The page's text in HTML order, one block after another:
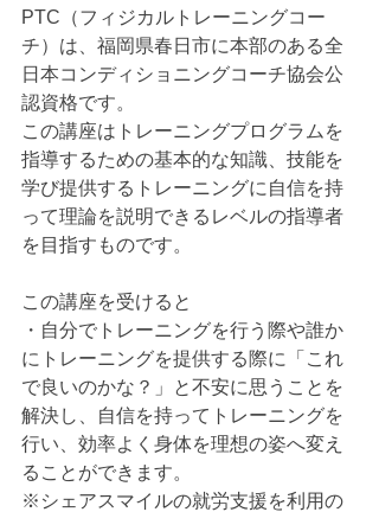
PTC（フィジカルトレーニングコー
チ）は、福岡県春日市に本部のある全
日本コンディショニングコーチ協会公
認資格です。
この講座はトレーニングプログラムを
指導するための基本的な知識、技能を
学び提供するトレーニングに自信を持
って理論を説明できるレベルの指導者
を目指すものです。
この講座を受けると
・自分でトレーニングを行う際や誰か
にトレーニングを提供する際に「これ
で良いのかな？」と不安に思うことを
解決し、自信を持ってトレーニングを
行い、効率よく身体を理想の姿へ変え
ることができます。
※シェアスマイルの就労支援を利用の